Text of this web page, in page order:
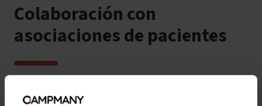
Colaboración con
asociaciones de pacientes